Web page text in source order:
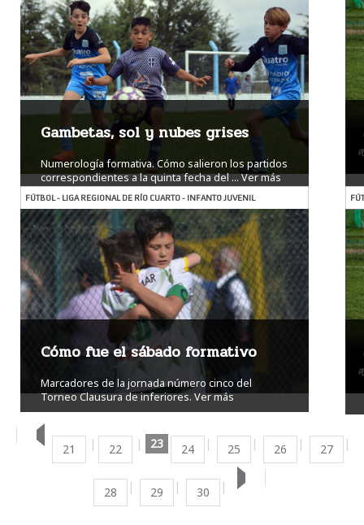
Gambetas, sol y nubes grises
Numerología formativa. Cómo salieron los partidos
correspondientes a la quinta fecha del ...Ver más
FÚTBOL - LIGA REGIONAL DE RÍO CUARTO - INFANTO JUVENIL
Cómo fue el sábado formativo
Marcadores de la jornada número cinco del
Torneo Clausura de inferiores. Ver más
21 22 23 24 25 26 27
28 29 30